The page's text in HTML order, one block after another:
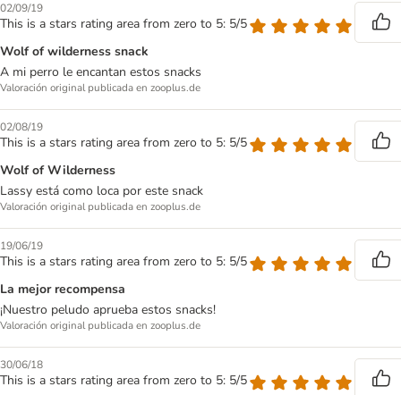
02/09/19
This is a stars rating area from zero to 5: 5/5
Wolf of wilderness snack
A mi perro le encantan estos snacks
Valoración original publicada en zooplus.de
02/08/19
This is a stars rating area from zero to 5: 5/5
Wolf of Wilderness
Lassy está como loca por este snack
Valoración original publicada en zooplus.de
19/06/19
This is a stars rating area from zero to 5: 5/5
La mejor recompensa
¡Nuestro peludo aprueba estos snacks!
Valoración original publicada en zooplus.de
30/06/18
This is a stars rating area from zero to 5: 5/5